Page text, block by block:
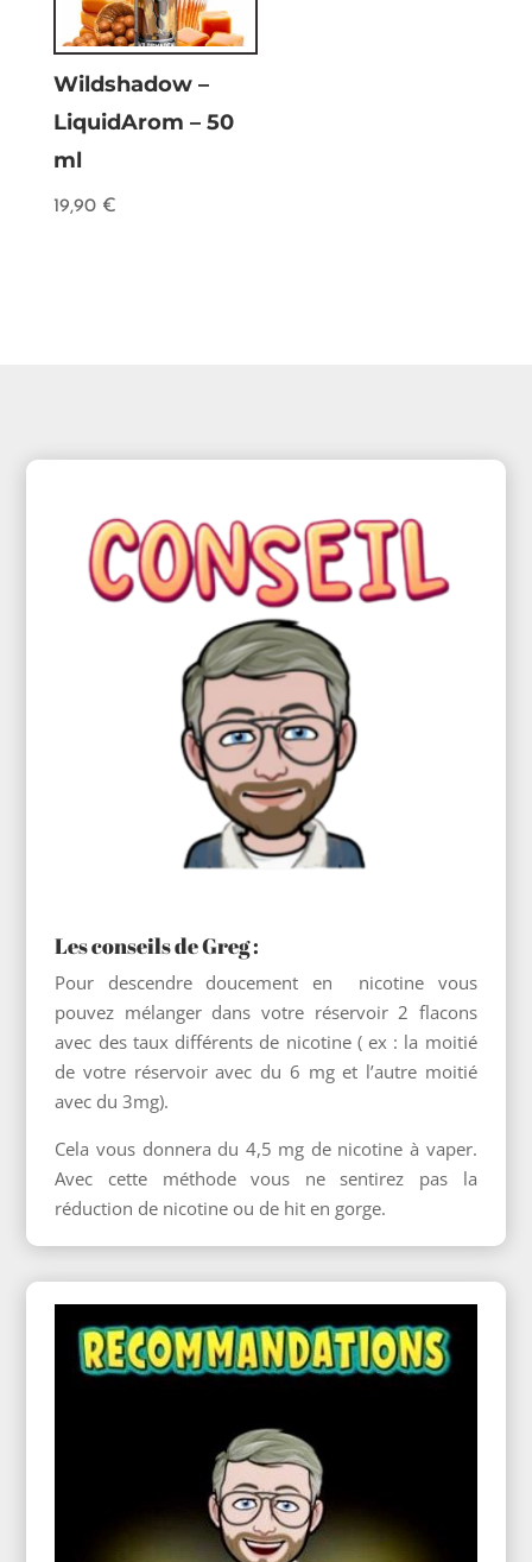
Wildshadow –
LiquidArom – 50
ml
19,90 €
Les conseils de Greg :
Pour descendre doucement en
nicotine vous
pouvez mélanger dans votre réservoir 2 flacons
avec des taux différents de nicotine ( ex : la moitié
de votre réservoir avec du 6 mg et l’autre moitié
avec du 3mg).
Cela vous donnera du 4,5 mg de nicotine à vaper.
Avec cette méthode vous ne sentirez pas la
réduction de nicotine ou de hit en gorge.